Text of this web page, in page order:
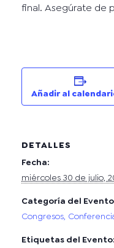
final. Asegúrate de
Añadir al
DETALLES
Fecha:
miércoles 30 de julio,
Categoría del
Congresos,
Etiquetas del Evento: